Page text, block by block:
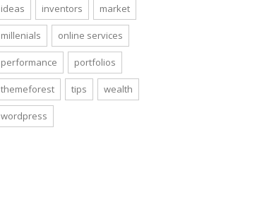
ideas inventors market
millenials online services
performance portfolios
themeforest tips wealth
wordpress